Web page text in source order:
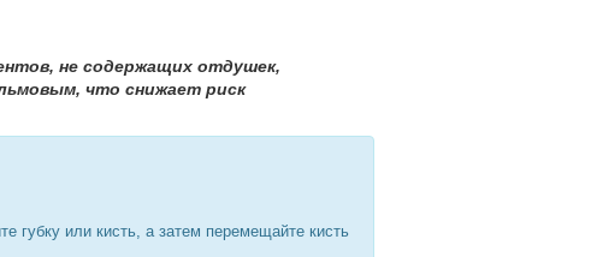
не содержащих отдушек,
что снижает риск
губку или кисть, а затем перемещайте кисть